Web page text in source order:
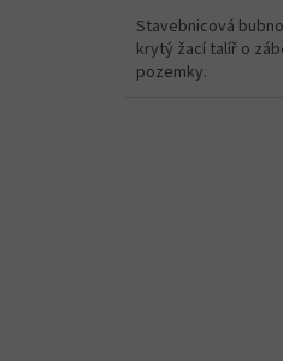
Stavebnicová
krytý žací talíř o
pozemky.